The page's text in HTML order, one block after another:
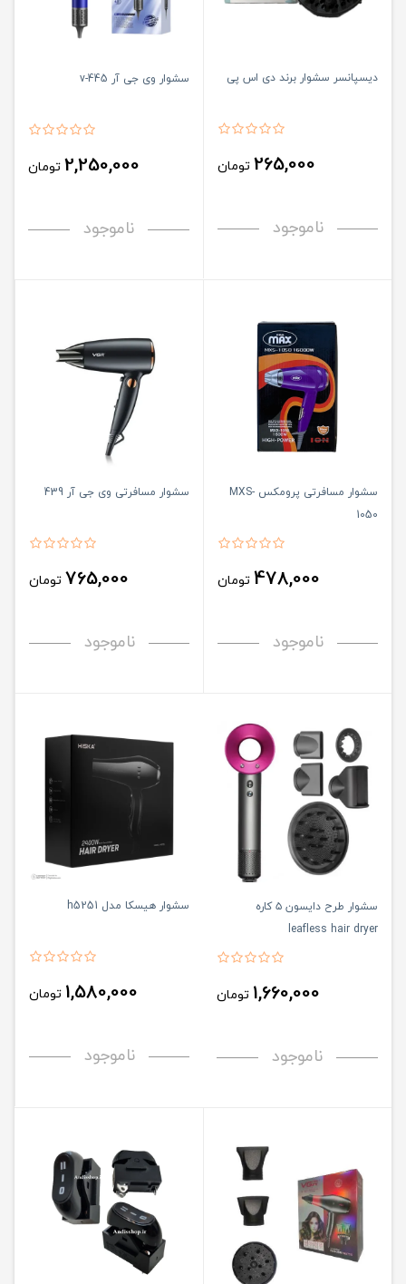
دیسپانسر سشوار برند دی اس پی
265,000 تومان
ناموجود
سشوار وی جی آر v-445
2,250,000 تومان
ناموجود
سشوار مسافرتی پرومکس MXS-
1050
478,000 تومان
ناموجود
سشوار مسافرتی وی جی آر 439
765,000 تومان
ناموجود
سشوار طرح دایسون ۵ کاره
leafless hair dryer
1,660,000 تومان
ناموجود
سشوار هیسکا مدل h5251
1,580,000 تومان
ناموجود